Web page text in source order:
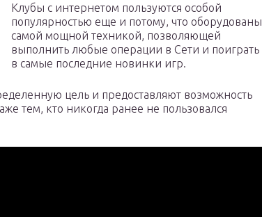
Клубы с интернетом пользуются особой
популярностью еще и потому, что оборудованы
самой мощной техникой, позволяющей
выполнить любые операции в Сети и поиграть
в самые последние новинки игр.
цель и предоставляют возможность
тем, кто никогда ранее не пользовался